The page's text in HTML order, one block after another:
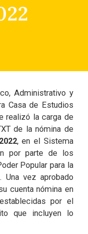
Administrativo y
Casa de Estudios
realizó la carga de
de la nómina de
, en el Sistema
por parte de los
Popular para la
Una vez aprobado
cuenta nómina en
por el
que incluyen lo